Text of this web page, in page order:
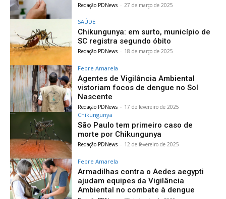
Redação PDNews - 27 de março de 2025
SAÚDE
Chikungunya: em surto, município de
SC registra segundo óbito
Redação PDNews - 18 de março de 2025
Febre Amarela
Agentes de Vigilância Ambiental
vistoriam focos de dengue no Sol
Nascente
Redação PDNews - 17 de fevereiro de 2025
Chikungunya
São Paulo tem primeiro caso de
morte por Chikungunya
Redação PDNews - 12 de fevereiro de 2025
Febre Amarela
Armadilhas contra o Aedes aegypti
ajudam equipes da Vigilância
Ambiental no combate à dengue